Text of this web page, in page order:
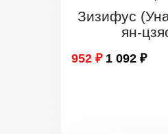
Зизифус
ян-
952 ₽ 1 092 ₽